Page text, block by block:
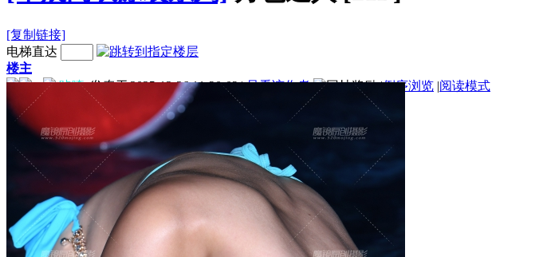
[复制链接]
电梯直达
楼主
咔喳 发表于 2025-12-26 11:30:03 | 只看该作者 |倒序浏览 |阅读模式